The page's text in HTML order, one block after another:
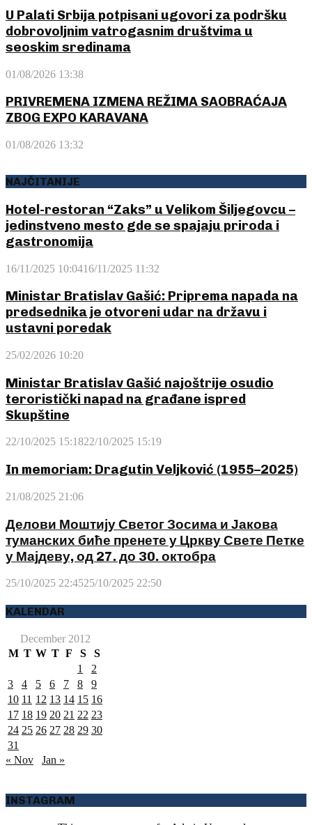
U Palati Srbija potpisani ugovori za podršku
dobrovoljnim vatrogasnim društvima u
seoskim sredinama
01/08/2026 13:38
PRIVREMENA IZMENA REŽIMA SAOBRAĆAJA
ZBOG EXPO KARAVANA
01/08/2026 13:32
NAJČITANIJE
Hotel-restoran “Zaks” u Velikom Šiljegovcu –
jedinstveno mesto gde se spajaju priroda i
gastronomija
16/11/2025 10:0416/11/2025 11:32
Ministar Bratislav Gašić: Priprema napada na
predsednika je otvoreni udar na državu i
ustavni poredak
25/02/2026 10:20
Ministar Bratislav Gašić najoštrije osudio
teroristički napad na građane ispred
Skupštine
22/10/2025 15:1822/10/2025 15:19
In memoriam: Dragutin Veljković (1955–2025)
21/08/2025 21:06
Делови Моштију Светог Зосима и Јакова
туманских биће пренете у Цркву Свете Петке
у Мајдеву, од 27. до 30. октобра
25/10/2025 22:4525/10/2025 22:50
KALENDAR
December 2012
M T W T F S
S
1
2
3
4 5 6 7 8
9
10 11 12 13 14 15 16
17 18 19 20 21 22 23
24 25 26 27 28 29 30
31
« Nov
Jan »
INSTAGRAM